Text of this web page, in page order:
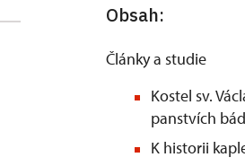
Obsah:
Články a studie
Kostel sv.
panstvích
K historii